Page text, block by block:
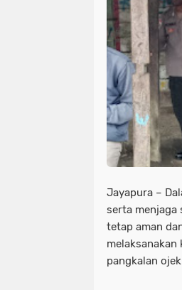
Jayapura –
serta menjaga
tetap aman
melaksanakan
pangkalan